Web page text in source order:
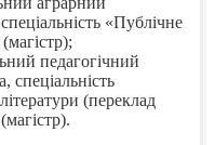
«Публічне
педагогічний
спеціальність
(переклад